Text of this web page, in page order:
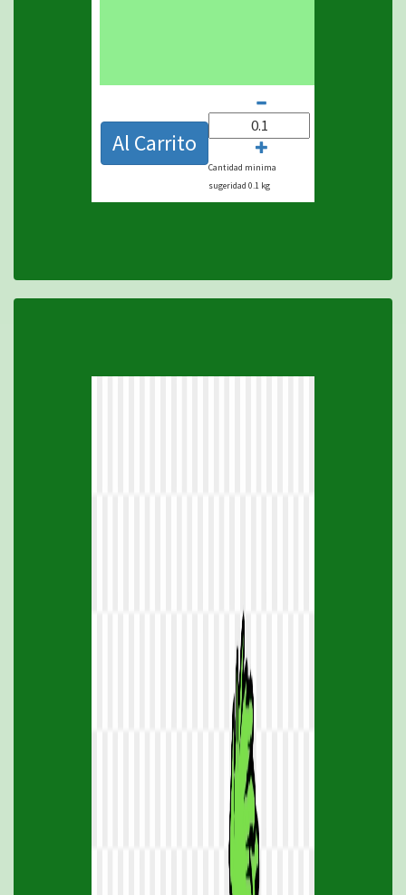
$
Al Carrito
Cantidad minima
sugeridad 0.1 kg